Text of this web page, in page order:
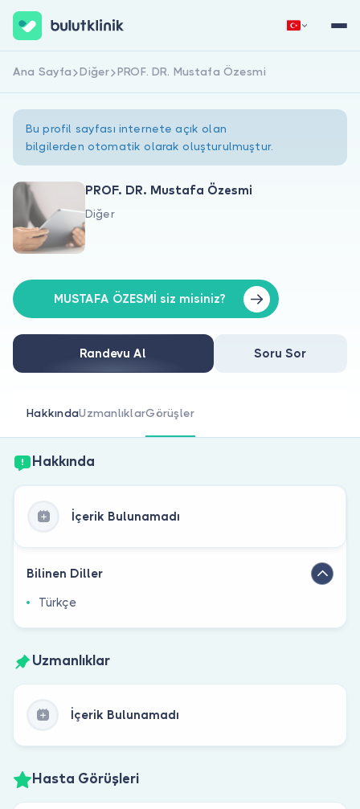
Hakkımızda
Doktorlar için
Doktor musunuz?
Hemen Kaydol Giriş Yap
Ana Sayfa Diğer PROF. DR. Mustafa Özesmi
Bu profil sayfası internete açık olan
bilgilerden otomatik olarak oluşturulmuştur.
PROF. DR. Mustafa Özesmi
Diğer
MUSTAFA ÖZESMİ siz misiniz?
Randevu Al Soru Sor
HakkındaUzmanlıklarGörüşler
Hakkında
İçerik Bulunamadı
Bilinen Diller
Türkçe
Uzmanlıklar
İçerik Bulunamadı
Hasta Görüşleri